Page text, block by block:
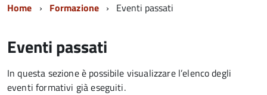
Home Formazione Eventi passati
Eventi passati
In questa sezione è possibile visualizzare l’elenco degli
eventi formativi già eseguiti.